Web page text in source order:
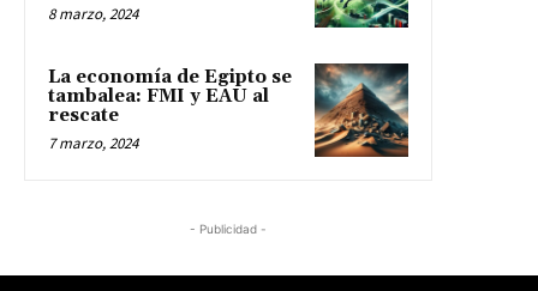
8 marzo, 2024
La economía de Egipto se
tambalea: FMI y EAU al
rescate
7 marzo, 2024
- Publicidad -